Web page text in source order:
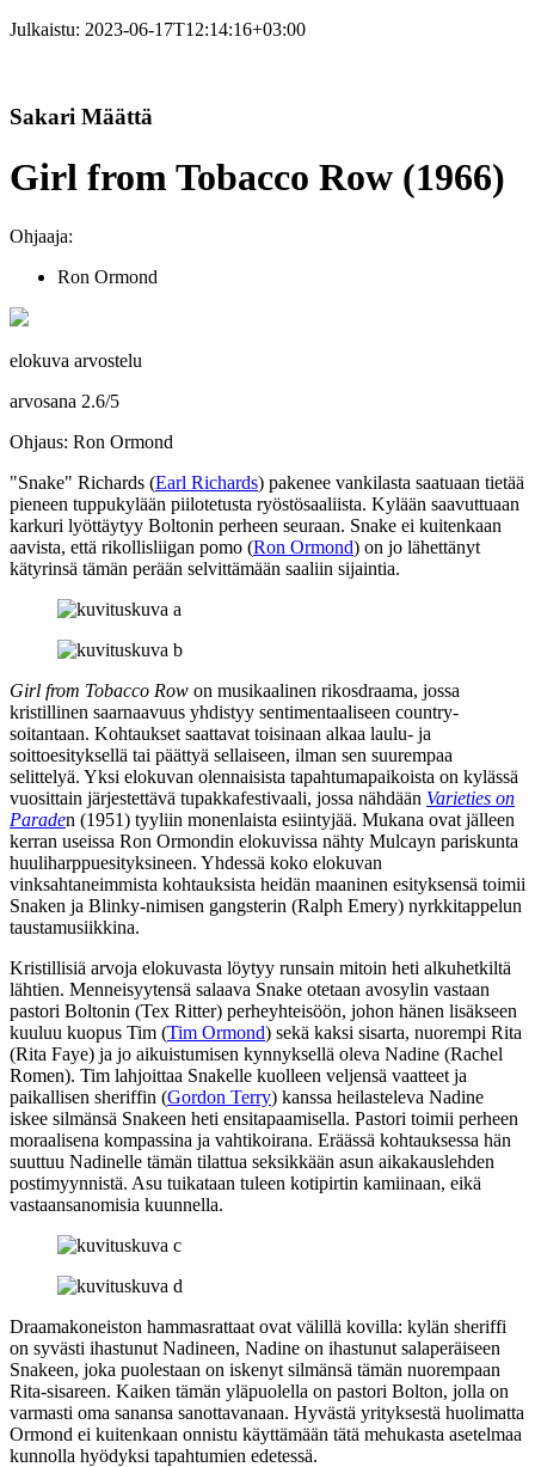
Julkaistu: 2023-06-17T12:14:16+03:00
Sakari Määttä
Girl from Tobacco Row (1966)
Ohjaaja:
Ron Ormond
elokuva arvostelu
arvosana 2.6/5
Ohjaus: Ron Ormond
"Snake" Richards (Earl Richards) pakenee vankilasta saatuaan tietää
pieneen tuppukylään piilotetusta ryöstösaaliista. Kylään saavuttuaan
karkuri lyöttäytyy Boltonin perheen seuraan. Snake ei kuitenkaan
aavista, että rikollisliigan pomo (Ron Ormond) on jo lähettänyt
kätyrinsä tämän perään selvittämään saaliin sijaintia.
Girl from Tobacco Row on musikaalinen rikosdraama, jossa
kristillinen saarnaavuus yhdistyy sentimentaaliseen country-
soitantaan. Kohtaukset saattavat toisinaan alkaa laulu‑ ja
soittoesityksellä tai päättyä sellaiseen, ilman sen suurempaa
selittelyä. Yksi elokuvan olennaisista tapahtumapaikoista on kylässä
vuosittain järjestettävä tupakkafestivaali, jossa nähdään Varieties on
Paraden (1951) tyyliin monenlaista esiintyjää. Mukana ovat jälleen
kerran useissa Ron Ormondin elokuvissa nähty Mulcayn pariskunta
huuliharppuesityksineen. Yhdessä koko elokuvan
vinksahtaneimmista kohtauksista heidän maaninen esityksensä toimii
Snaken ja Blinky-nimisen gangsterin (Ralph Emery) nyrkkitappelun
taustamusiikkina.
Kristillisiä arvoja elokuvasta löytyy runsain mitoin heti alkuhetkiltä
lähtien. Menneisyytensä salaava Snake otetaan avosylin vastaan
pastori Boltonin (Tex Ritter) perheyhteisöön, johon hänen lisäkseen
kuuluu kuopus Tim (Tim Ormond) sekä kaksi sisarta, nuorempi Rita
(Rita Faye) ja jo aikuistumisen kynnyksellä oleva Nadine (Rachel
Romen). Tim lahjoittaa Snakelle kuolleen veljensä vaatteet ja
paikallisen sheriffin (Gordon Terry) kanssa heilasteleva Nadine
iskee silmänsä Snakeen heti ensitapaamisella. Pastori toimii perheen
moraalisena kompassina ja vahtikoirana. Eräässä kohtauksessa hän
suuttuu Nadinelle tämän tilattua seksikkään asun aikakauslehden
postimyynnistä. Asu tuikataan tuleen kotipirtin kamiinaan, eikä
vastaansanomisia kuunnella.
Draamakoneiston hammasrattaat ovat välillä kovilla: kylän sheriffi
on syvästi ihastunut Nadineen, Nadine on ihastunut salaperäiseen
Snakeen, joka puolestaan on iskenyt silmänsä tämän nuorempaan
Rita-sisareen. Kaiken tämän yläpuolella on pastori Bolton, jolla on
varmasti oma sanansa sanottavanaan. Hyvästä yrityksestä huolimatta
Ormond ei kuitenkaan onnistu käyttämään tätä mehukasta asetelmaa
kunnolla hyödyksi tapahtumien edetessä.